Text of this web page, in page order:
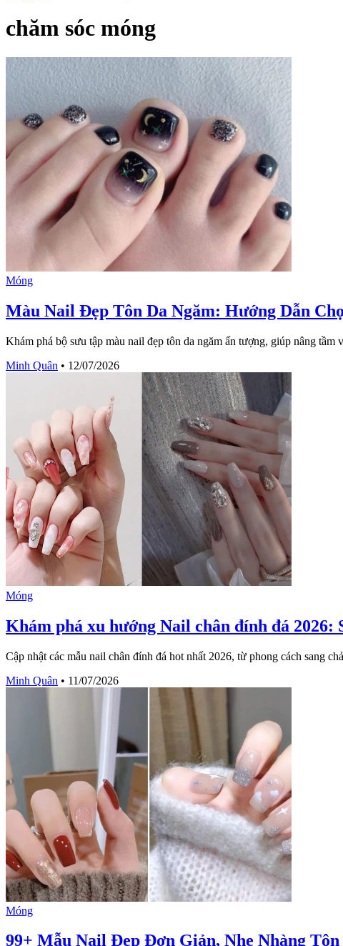
chăm sóc móng
Móng
Màu Nail Đẹp Tôn Da Ngăm: Hướng Dẫn
Khám phá bộ sưu tập màu nail đẹp tôn da ngăm ấn tượng, giúp nâng
Minh Quân • 12/07/2026
Móng
Khám phá xu hướng Nail chân đính đá 2026:
Cập nhật các mẫu nail chân đính đá hot nhất 2026, từ phong cách sang
Minh Quân • 11/07/2026
Móng
99+ Mẫu Nail Đẹp Đơn Giản, Nhẹ Nhàng